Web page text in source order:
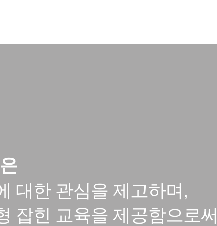
대한 관심을 제고하며,
잡힌 교육을 제공함으로써